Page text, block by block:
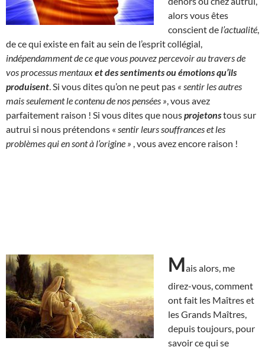
alors vous êtes
conscient de l’actualité
de ce qui existe en fait au sein de l’esprit collégial,
indépendamment de ce que vous pouvez percevoir au travers de
vos processus mentauxet des sentiments ou émotions qu’ils
produisent . Si vous dites qu’on ne peut pas « sentir les autres
mais seulement le contenu de nos pensées » , vous avez
parfaitement raison ! Si vous dites que nousprojetonstous sur
autrui si nous prétendons « sentir leurs souffrances et les
problèmes qui en sont à l’origine » , vous avez encore raison !
Mais alors, me
direz-vous, comment
ont fait les Maîtres et
les Grands Maîtres,
depuis toujours, pour
savoir ce qui se